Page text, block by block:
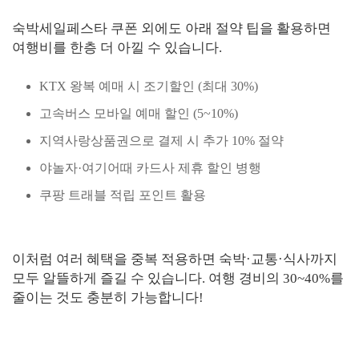
숙박세일페스타 쿠폰 외에도 아래 절약 팁을 활용하면
여행비를 한층 더 아낄 수 있습니다.
KTX 왕복 예매 시 조기할인 (최대 30%)
고속버스 모바일 예매 할인 (5~10%)
지역사랑상품권으로 결제 시 추가 10% 절약
야놀자·여기어때 카드사 제휴 할인 병행
쿠팡 트래블 적립 포인트 활용
이처럼 여러 혜택을 중복 적용하면 숙박·교통·식사까지
모두 알뜰하게 즐길 수 있습니다. 여행 경비의 30~40%를
줄이는 것도 충분히 가능합니다!